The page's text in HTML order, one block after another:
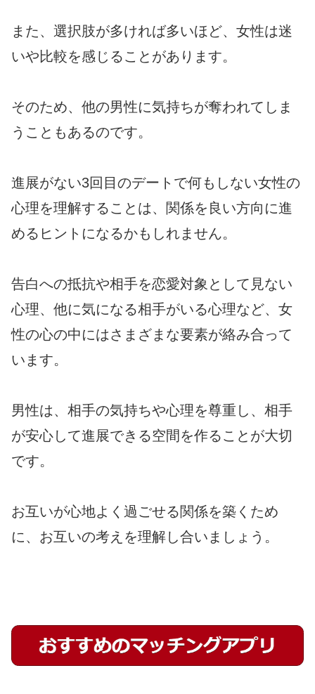
また、選択肢が多ければ多いほど、女性は迷
いや比較を感じることがあります。
そのため、他の男性に気持ちが奪われてしま
うこともあるのです。
進展がない3回目のデートで何もしない女性の
心理を理解することは、関係を良い方向に進
めるヒントになるかもしれません。
告白への抵抗や相手を恋愛対象として見ない
心理、他に気になる相手がいる心理など、女
性の心の中にはさまざまな要素が絡み合って
います。
男性は、相手の気持ちや心理を尊重し、相手
が安心して進展できる空間を作ることが大切
です。
お互いが心地よく過ごせる関係を築くため
に、お互いの考えを理解し合いましょう。